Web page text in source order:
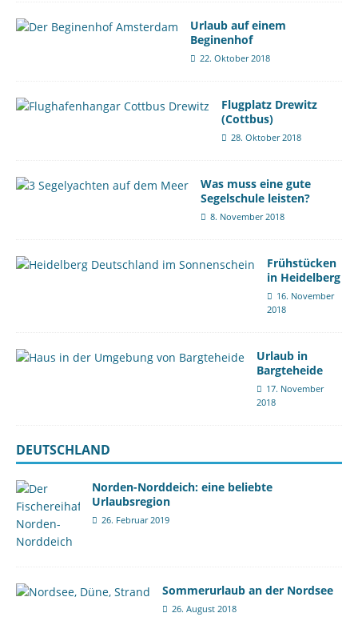
Urlaub auf einem
Beginenhof
22. Oktober 2018
Flugplatz Drewitz
(Cottbus)
28. Oktober 2018
Was muss eine gute
Segelschule leisten?
8. November 2018
Frühstücken
in Heidelberg
16. November
2018
Urlaub in
Bargteheide
17. November
2018
DEUTSCHLAND
Norden-Norddeich: eine beliebte
Urlaubsregion
26. Februar 2019
Sommerurlaub an der Nordsee
26. August 2018